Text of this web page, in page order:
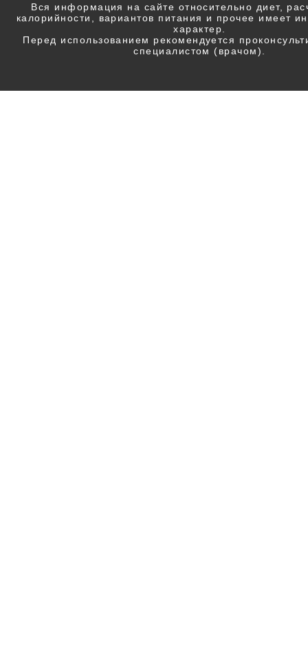
Вся информация на сайте относительно диет,
калорийности, вариантов питания и прочее имеет
характер.
Перед использованием рекомендуется
специалистом (врачом).